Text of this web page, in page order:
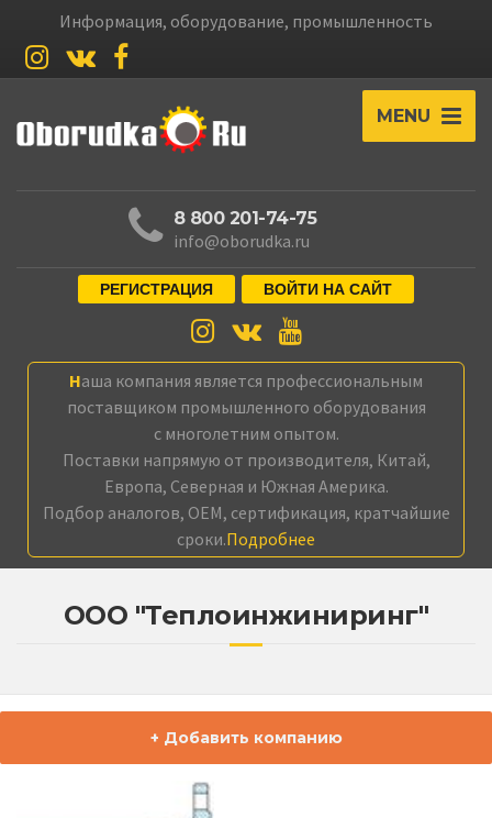
Информация, оборудование, промышленность
MENU
8 800 201-74-75
info@oborudka.ru
РЕГИСТРАЦИЯ ВОЙТИ НА САЙТ
Наша компания является профессиональным
поставщиком промышленного оборудования
с многолетним опытом.
Поставки напрямую от производителя, Китай,
Европа, Северная и Южная Америка.
Подбор аналогов, OEM, сертификация, кратчайшие
сроки.Подробнее
ООО "Теплоинжиниринг"
+ Добавить компанию